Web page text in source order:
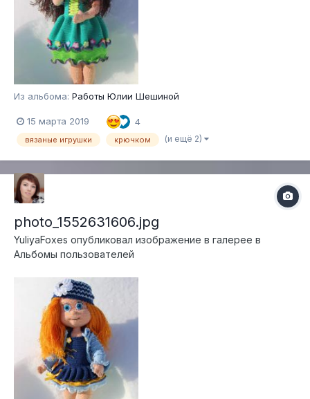
Из альбома: Работы Юлии Шешиной
15 марта 2019 4
вязаные игрушки крючком (и ещё 2)
photo_1552631606.jpg
YuliyaFoxes опубликовал изображение в галерее в
Альбомы пользователей